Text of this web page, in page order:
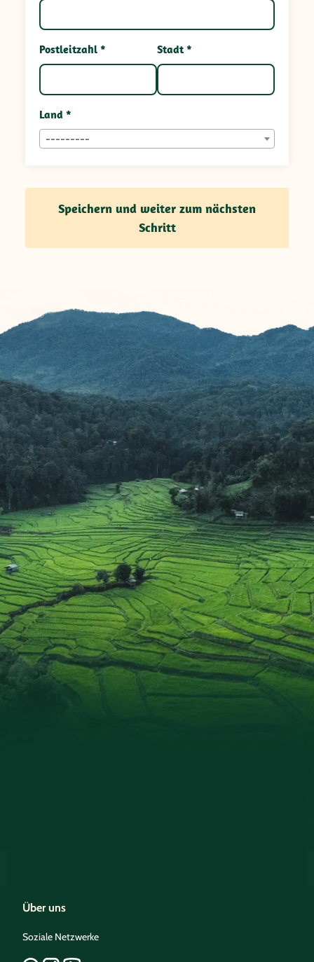
Postleitzahl * Stadt *
Land *
---------
Speichern und weiter zum nächsten
Schritt
Über uns
Soziale Netzwerke